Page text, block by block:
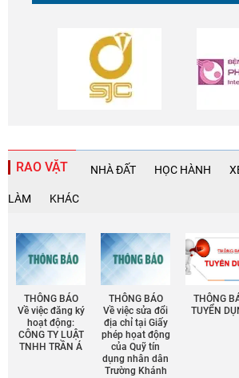
RAO VẶT NHÀ ĐẤT HỌC HÀNH
LÀM KHÁC
THÔNG BÁO
Về việc đăng ký
hoạt động:
CÔNG TY LUẬT
TNHH TRẦN Á
THÔNG BÁO
Về việc sửa đổi
địa chỉ tại Giấy
phép họat động
của Quỹ tín
dụng nhân dân
Trường Khánh
THÔNG
TUYỂN